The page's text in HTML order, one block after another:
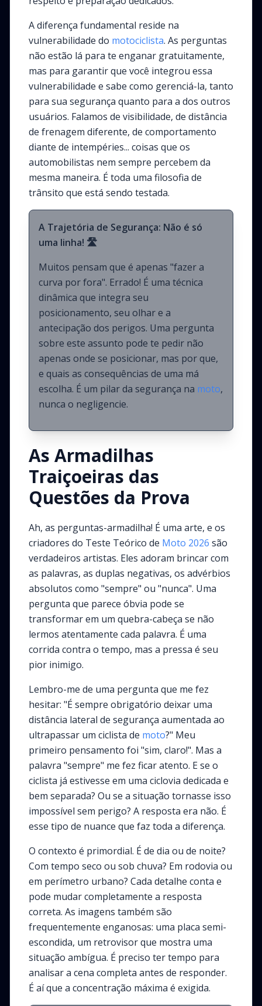
A diferença fundamental reside na
vulnerabilidade do motociclista. As perguntas
não estão lá para te enganar gratuitamente,
mas para garantir que você integrou essa
vulnerabilidade e sabe como gerenciá-la, tanto
para sua segurança quanto para a dos outros
usuários. Falamos de visibilidade, de distância
de frenagem diferente, de comportamento
diante de intempéries... coisas que os
automobilistas nem sempre percebem da
mesma maneira. É toda uma filosofia de
trânsito que está sendo testada.
A Trajetória de Segurança: Não é só
uma linha! 🛣️
Muitos pensam que é apenas "fazer a
curva por fora". Errado! É uma técnica
dinâmica que integra seu
posicionamento, seu olhar e a
antecipação dos perigos. Uma pergunta
sobre este assunto pode te pedir não
apenas onde se posicionar, mas por que,
e quais as consequências de uma má
escolha. É um pilar da segurança na moto,
nunca o negligencie.
As Armadilhas
Traiçoeiras das
Questões da Prova
Ah, as perguntas-armadilha! É uma arte, e os
criadores do Teste Teórico de Moto 2026 são
verdadeiros artistas. Eles adoram brincar com
as palavras, as duplas negativas, os advérbios
absolutos como "sempre" ou "nunca". Uma
pergunta que parece óbvia pode se
transformar em um quebra-cabeça se não
lermos atentamente cada palavra. É uma
corrida contra o tempo, mas a pressa é seu
pior inimigo.
Lembro-me de uma pergunta que me fez
hesitar: "É sempre obrigatório deixar uma
distância lateral de segurança aumentada ao
ultrapassar um ciclista de moto?" Meu
primeiro pensamento foi "sim, claro!". Mas a
palavra "sempre" me fez ficar atento. E se o
ciclista já estivesse em uma ciclovia dedicada e
bem separada? Ou se a situação tornasse isso
impossível sem perigo? A resposta era não. É
esse tipo de nuance que faz toda a diferença.
O contexto é primordial. É de dia ou de noite?
Com tempo seco ou sob chuva? Em rodovia ou
em perímetro urbano? Cada detalhe conta e
pode mudar completamente a resposta
correta. As imagens também são
frequentemente enganosas: uma placa semi-
escondida, um retrovisor que mostra uma
situação ambígua. É preciso ter tempo para
analisar a cena completa antes de responder.
É aí que a concentração máxima é exigida.